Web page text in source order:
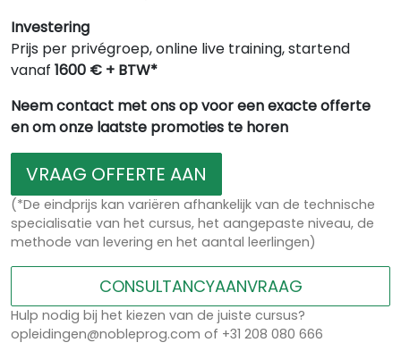
Investering
Prijs per privégroep, online live training, startend
vanaf 1600 € + BTW*
Neem contact met ons op voor een exacte offerte
en om onze laatste promoties te horen
VRAAG OFFERTE AAN
(*De eindprijs kan variëren afhankelijk van de technische
specialisatie van het cursus, het aangepaste niveau, de
methode van levering en het aantal leerlingen)
CONSULTANCYAANVRAAG
Hulp nodig bij het kiezen van de juiste cursus?
opleidingen@nobleprog.com of +31 208 080 666